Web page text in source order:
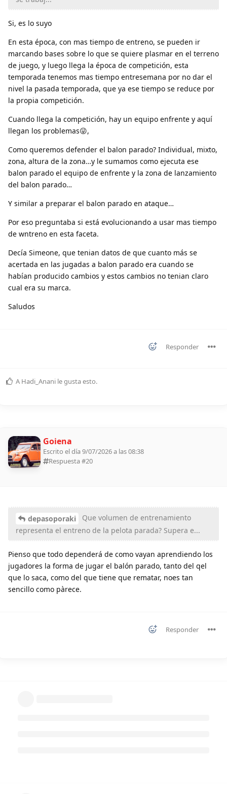
Si, es lo suyo
En esta época, con mas tiempo de entreno, se pueden ir
marcando bases sobre lo que se quiere plasmar en el terreno
de juego, y luego llega la época de competición, esta
temporada tenemos mas tiempo entresemana por no dar el
nivel la pasada temporada, que ya ese tiempo se reduce por
la propia competición.
Cuando llega la competición, hay un equipo enfrente y aquí
llegan los problemas😜,
Como queremos defender el balon parado? Individual, mixto,
zona, altura de la zona…y le sumamos como ejecuta ese
balon parado el equipo de enfrente y la zona de lanzamiento
del balon parado…
Y similar a preparar el balon parado en ataque…
Por eso preguntaba si está evolucionando a usar mas tiempo
de wntreno en esta faceta.
Decía Simeone, que tenian datos de que cuanto más se
acertada en las jugadas a balon parado era cuando se
habían producido cambios y estos cambios no tenian claro
cual era su marca.
Saludos
Responder
A Hadi_Anani le gusta esto.
Goiena
Escrito el día 9/07/2026 a las 08:38
Respuesta #20
depasoporaki
Que volumen de entrenamiento
representa el entreno de la pelota parada? Supera e...
Pienso que todo dependerá de como vayan aprendiendo los
jugadores la forma de jugar el balón parado, tanto del qel
que lo saca, como del que tiene que rematar, noes tan
sencillo como pàrece.
Responder